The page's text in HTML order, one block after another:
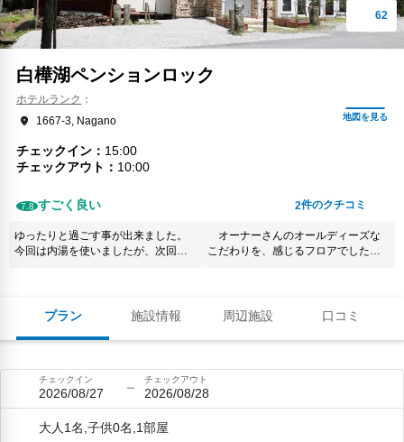
プラン 施設情報 周辺施設 口コミ
白樺湖ペンションロック
ホテルランク
1667-3, Nagano
チェックイン
15:00
チェックアウト
10:00
7.8 すごく良い 2件のクチコミ
ゆったりと過ごす事が出来ました。
今回は内湯を使いましたが、次回宿
うございました。
オーナーさんのオールディーズな
こだわりを、感じるフロアでした
チェックイン
2026/08/27
チェックアウト
2026/08/28
大人1名,子供0名,1部屋